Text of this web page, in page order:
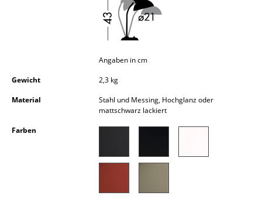
Licht
Hängeleuchten & Deckenleuchten
Angaben in cm
Gewicht
2,3 kg
Material
Stahl und Messing, Hochglanz oder
mattschwarz lackiert
Farben